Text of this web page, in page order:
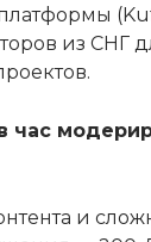
из СНГ
час
и